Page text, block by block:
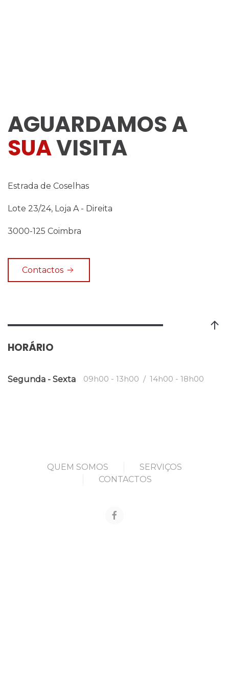
AGUARDAMOS A
SUAVISITA
Estrada de Coselhas
Lote 23/24, Loja A - Direita
3000-125 Coimbra
Contactos
HORÁRIO
Segunda - Sexta 09h00 - 13h00 / 14h00 - 18h00
QUEM SOMOS
SERVIÇOS
CONTACTOS